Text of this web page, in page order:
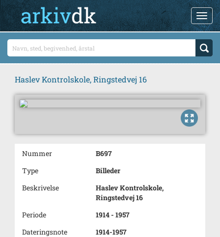
Haslev Kontrolskole, Ringstedvej 16
Nummer
B697
Type
Billeder
Beskrivelse
Haslev Kontrolskole,
Ringstedvej 16
Periode
1914 - 1957
Dateringsnote
1914-1957